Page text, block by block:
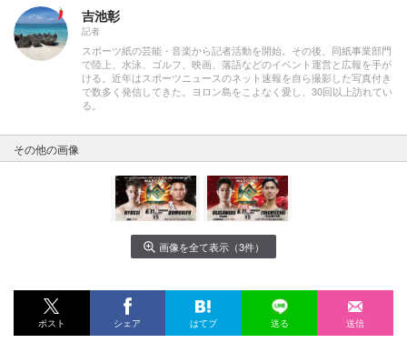
吉池彰
記者
スポーツ紙の芸能・音楽から記者活動を開始。その後、同紙事業部門
で陸上、水泳、ゴルフ、映画、落語などのイベント運営と広報を手が
ける。近年はスポーツニュースのネット速報を自ら撮影した写真付き
で数多く発信してきた。ヨロン島をこよなく愛し、30回以上訪れてい
る。
その他の画像
画像を全て表示（3件）
ポスト シェア はてブ 送る 送信